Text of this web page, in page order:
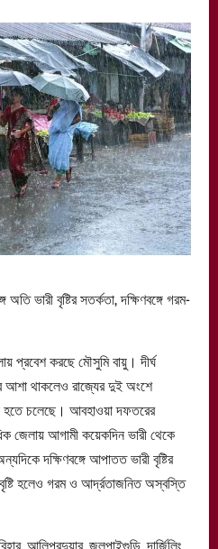
অতি ভারী বৃষ্টির সতর্কতা, দক্ষিণবঙ্গে গরম-
প্রবেশ করছে মৌসুমি বায়ু। দীর্ঘ
আশা থাকলেও রাজ্যের দুই অংশে
হতে চলেছে। আবহাওয়া দফতরের
জেলায় আগামী কয়েকদিন ভারী থেকে
দক্ষিণবঙ্গে আপাতত ভারী বৃষ্টির
হলেও গরম ও আর্দ্রতাজনিত অস্বস্তি
আলিপুরদুয়ার, জলপাইগুড়ি, দার্জিলিং